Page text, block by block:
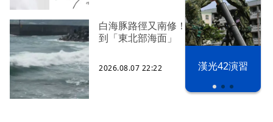
漢光42演習
白海豚路徑又南修！ 海警範圍擴增
到「東北部海面」
2026.08.07 22:22